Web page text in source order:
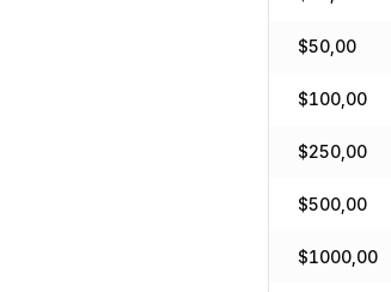
$50,00
$100,00
$250,00
$500,00
$1000,00